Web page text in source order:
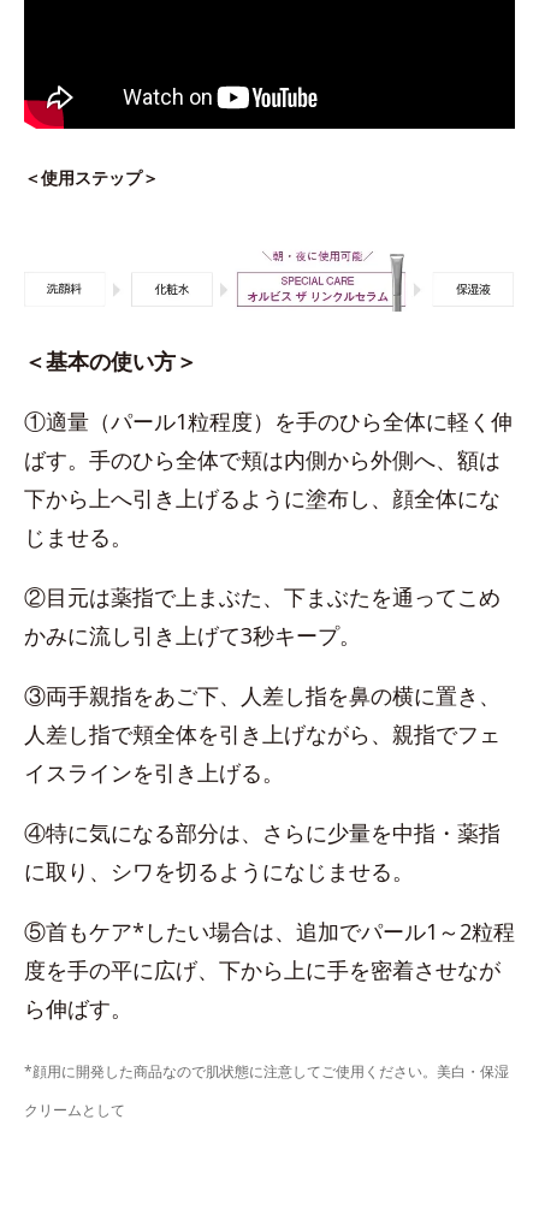
＜使用ステップ＞
＜基本の使い方＞
①適量（パール1粒程度）を手のひら全体に軽く伸
ばす。手のひら全体で頬は内側から外側へ、額は
下から上へ引き上げるように塗布し、顔全体にな
じませる。
②目元は薬指で上まぶた、下まぶたを通ってこめ
かみに流し引き上げて3秒キープ。
③両手親指をあご下、人差し指を鼻の横に置き、
人差し指で頬全体を引き上げながら、親指でフェ
イスラインを引き上げる。
④特に気になる部分は、さらに少量を中指・薬指
に取り、シワを切るようになじませる。
⑤首もケア*したい場合は、追加でパール1～2粒程
度を手の平に広げ、下から上に手を密着させなが
ら伸ばす。
*顔用に開発した商品なので肌状態に注意してご使用ください。美白・保湿
クリームとして